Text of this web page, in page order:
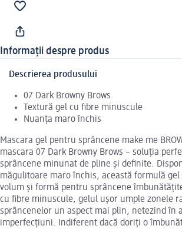
Informații despre produs
Descrierea produsului
07 Dark Browny Brows
Textură gel cu fibre minuscule
Nuanța maro închis
Mascara gel pentru sprâncene make me
mascara 07 Dark Browny Brows – soluția
sprâncene minunat de pline și definite.
măgulitoare maro închis, această formulă gel
volum și formă pentru sprâncene
cu fibre minuscule, gelul ușor umple zonele
sprâncenelor un aspect mai plin, netezind în
imperfecțiuni. Indiferent dacă doriți o